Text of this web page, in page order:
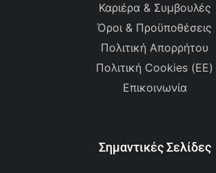
Καριέρα & Συμβουλές
Όροι & Προϋποθέσεις
Πολιτική Απορρήτου
Πολιτική Cookies (ΕΕ)
Επικοινωνία
Σημαντικές Σελίδες